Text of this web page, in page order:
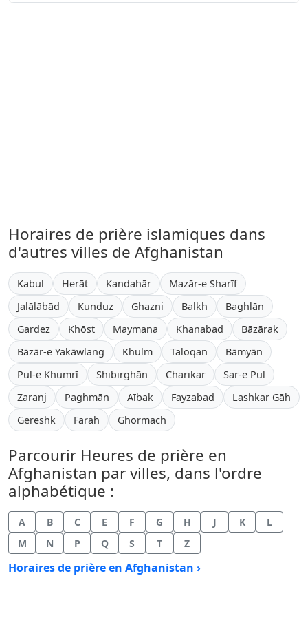
Horaires de prière islamiques dans
d'autres villes de Afghanistan
Kabul Herāt Kandahār
Mazār-e Sharīf
Jalālābād
Kunduz Ghazni Balkh
Baghlān
Gardez
Khōst Maymana Khanabad
Bāzārak
Bāzār-e Yakāwlang
Khulm Taloqan
Bāmyān
Pul-e Khumrī
Shibirghān Charikar
Sar-e Pul
Zaranj
Paghmān Aībak Fayzabad
Lashkar Gāh
Gereshk
Farah Ghormach
Parcourir Heures de prière en
Afghanistan par villes, dans l'ordre
alphabétique :
A B C E F G H J K
L
M
N P Q S T Z
Horaires de prière en Afghanistan ›